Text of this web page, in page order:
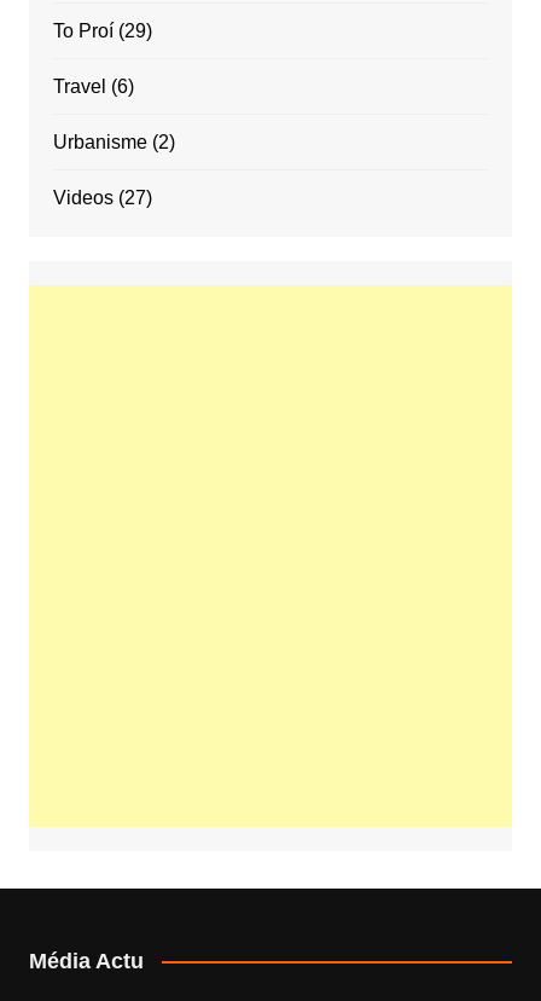
To Proí(29)
Travel (6)
Urbanisme(2)
Videos(27)
Média Actu